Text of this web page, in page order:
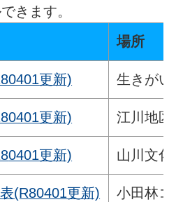
きます。
場所
更新) 生きが
更新) 江川地
0401更新) 山川文化
(R80401更新) 小田林